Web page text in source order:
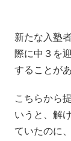
新たな入塾
際に中３を
することが
こちらから
いうと、解
ていたのに